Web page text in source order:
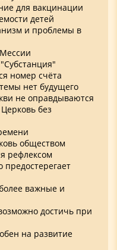
для вакцинации
детей
и проблемы в
номер счёта
нет будущего
не оправдываются
без
обществом
рефлексом
важные и
достичь при
на развитие